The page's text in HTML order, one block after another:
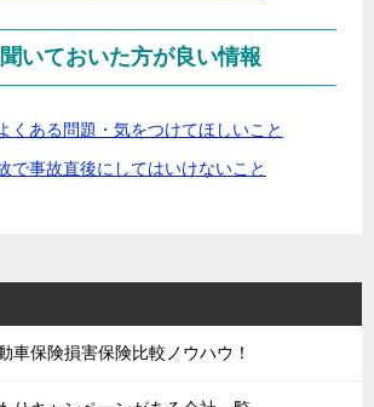
いておいた方が良い情報
くある問題・気をつけてほしいこと
で事故直後にしてはいけないこと
車保険損害保険比較ノウハウ！